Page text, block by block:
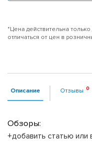
*Цена действительна
отличаться от цен в
Описание Отзывы
Обзоры:
+добавить статью или